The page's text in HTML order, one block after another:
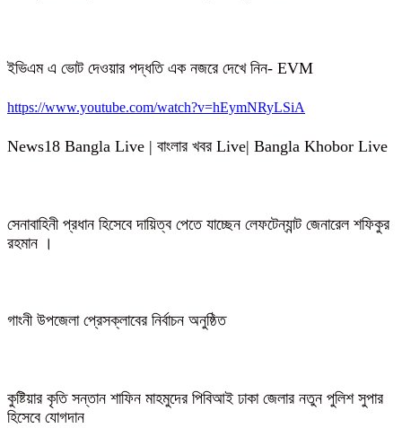
ইভিএম এ ভোট দেওয়ার পদ্ধতি এক নজরে দেখে নিন- EVM
https://www.youtube.com/watch?v=hEymNRyLSiA
News18 Bangla Live | বাংলার খবর Live| Bangla Khobor Live
সেনাবাহিনী প্রধান হিসেবে দায়িত্ব পেতে যাচ্ছেন লেফটেন্যান্ট জেনারেল শফিকুর
রহমান ।
গাংনী উপজেলা প্রেসক্লাবের নির্বাচন অনুষ্ঠিত
কুষ্টিয়ার কৃতি সন্তান শাফিন মাহমুদের পিবিআই ঢাকা জেলার নতুন পুলিশ সুপার
হিসেবে যোগদান